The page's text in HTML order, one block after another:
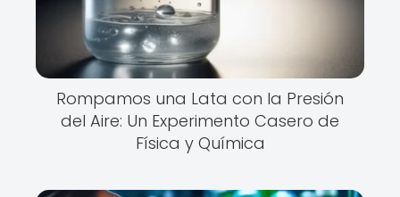
Rompamos una Lata con la Presión
del Aire: Un Experimento Casero de
Física y Química